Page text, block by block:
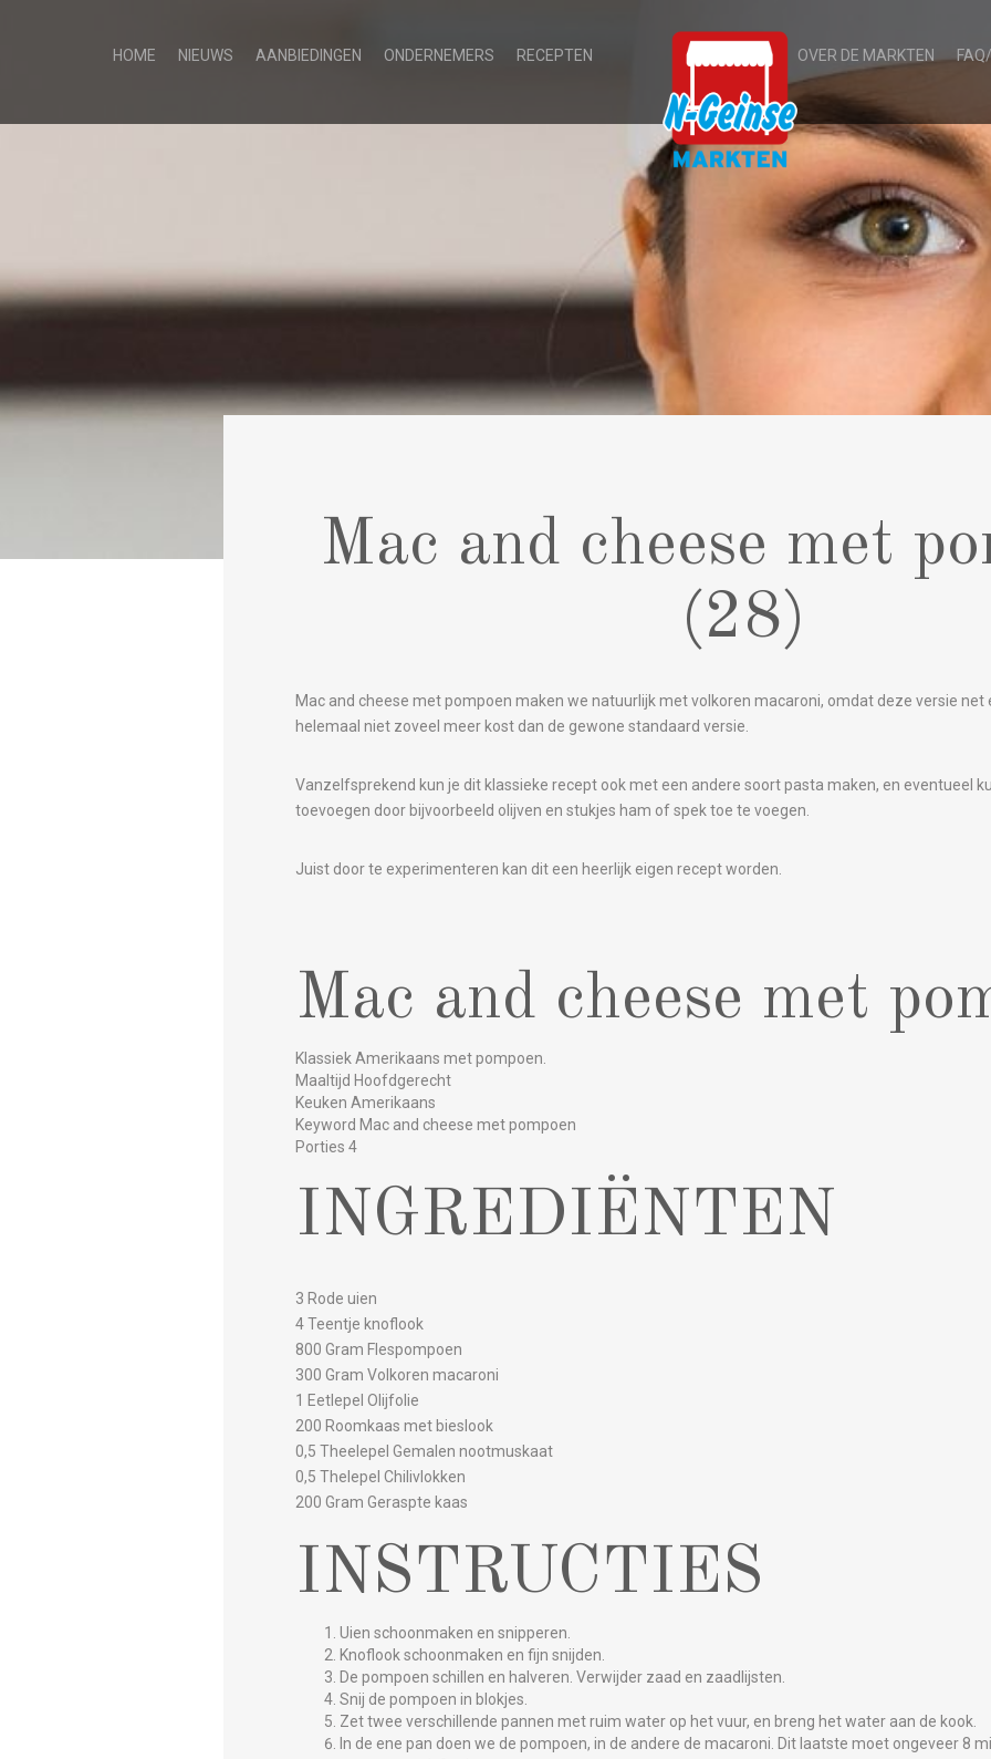
HOME NIEUWS AANBIEDINGEN ONDERNEMERS RECEPTEN OVER DE MARKTEN
Mac and cheese met
(28)
Mac and cheese met pompoen maken we natuurlijk met volkoren macaroni, omdat deze versie net
helemaal niet zoveel meer kost dan de gewone standaard versie.
Vanzelfsprekend kun je dit klassieke recept ook met een andere soort pasta maken, en eventueel
toevoegen door bijvoorbeeld olijven en stukjes ham of spek toe te voegen.
Juist door te experimenteren kan dit een heerlijk eigen recept worden.
Mac and cheese met
Klassiek Amerikaans met pompoen.
Maaltijd Hoofdgerecht
Keuken Amerikaans
Keyword Mac and cheese met pompoen
Porties 4
INGREDIËNTEN
3 Rode uien
4 Teentje knoflook
800 Gram Flespompoen
300 Gram Volkoren macaroni
1 Eetlepel Olijfolie
200 Roomkaas met bieslook
0,5 Theelepel Gemalen nootmuskaat
0,5 Thelepel Chilivlokken
200 Gram Geraspte kaas
INSTRUCTIES
Uien schoonmaken en snipperen.
Knoflook schoonmaken en fijn snijden.
De pompoen schillen en halveren. Verwijder zaad en zaadlijsten.
Snij de pompoen in blokjes.
Zet twee verschillende pannen met ruim water op het vuur, en breng het water aan de kook.
In de ene pan doen we de pompoen, in de andere de macaroni. Dit laatste moet ongeveer 8